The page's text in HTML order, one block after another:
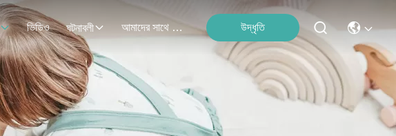
ভিডিও ঘটনাবলী আমাদের সাথে যোগাযোগ উদ্ধৃতি